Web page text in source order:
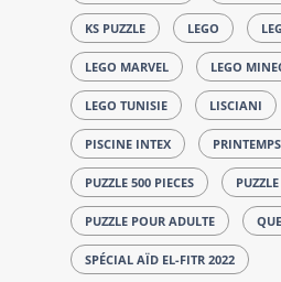
KS PUZZLE LEGO
LEGO MARVEL LEGO
LEGO TUNISIE LISCIANI
PISCINE INTEX
PUZZLE 500 PIECES
PUZZLE POUR ADULTE
SPÉCIAL AÏD EL-FITR 2022